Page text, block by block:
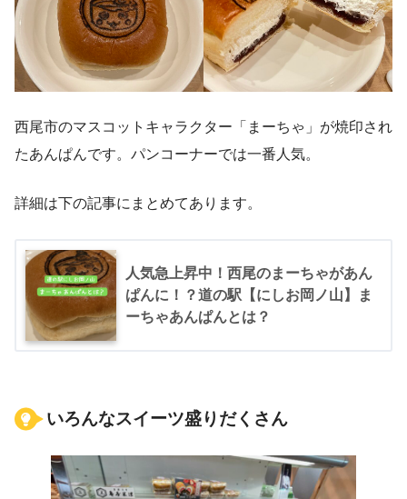
西尾市のマスコットキャラクター「まーちゃ」が焼印され
たあんぱんです。パンコーナーでは一番人気。
詳細は下の記事にまとめてあります。
人気急上昇中！西尾のまーちゃがあん
ぱんに！？道の駅【にしお岡ノ山】ま
ーちゃあんぱんとは？
いろんなスイーツ盛りだくさん